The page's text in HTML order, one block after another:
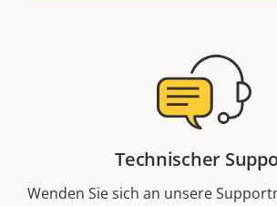
Technischer
Wenden Sie sich an unsere